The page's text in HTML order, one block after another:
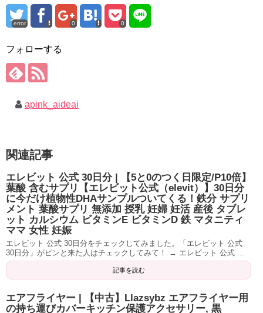
error 0 0
フォローする
apink_aideai
関連記事
エレビット 公式 30日分 | 【5と0のつく日限定/P10倍】
葉酸 含むサプリ【エレビット公式（elevit）】30日分
に今だけ植物性DHAサンプルついてくる！鉄分 サプリ
メント 葉酸サプリ 無添加 授乳 妊婦 妊活 産後 タブレ
ット カルシウム ビタミンE ビタミンD 鉄 マタニティ
ママ 女性 妊娠
エレビット 公式 30日分をチェックしてみました。「エレビット 公式
30日分」がピンと来た人はチェックしてみて！ → エレビット 公式 ...
記事を読む
エアフライヤー | 【中古】Llazsybz エアフライヤー用
の持ち運びカバーキッチン保護アクセサリー, 黒